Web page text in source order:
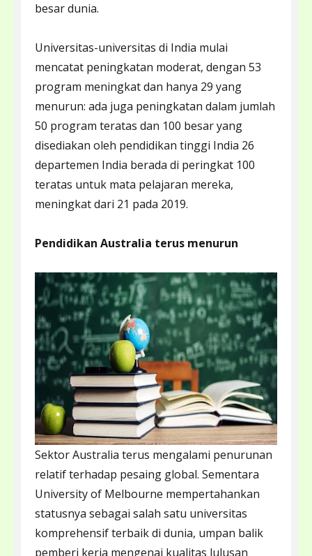
besar dunia.
Universitas-universitas di India mulai
mencatat peningkatan moderat, dengan 53
program meningkat dan hanya 29 yang
menurun: ada juga peningkatan dalam jumlah
50 program teratas dan 100 besar yang
disediakan oleh pendidikan tinggi India 26
departemen India berada di peringkat 100
teratas untuk mata pelajaran mereka,
meningkat dari 21 pada 2019.
Pendidikan Australia terus menurun
Sektor Australia terus mengalami penurunan
relatif terhadap pesaing global. Sementara
University of Melbourne mempertahankan
statusnya sebagai salah satu universitas
komprehensif terbaik di dunia, umpan balik
pemberi kerja mengenai kualitas lulusan